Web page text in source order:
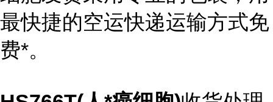
最快捷的空运快递运输方式免
费*。